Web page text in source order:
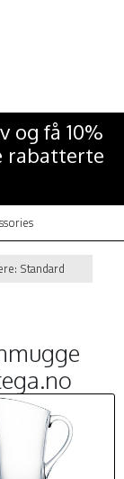
og få 10%
rabatterte